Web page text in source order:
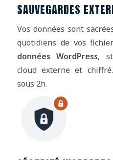
SAUVEGARDES
Vos données sont
quotidiens de vos
données WordPress,
cloud externe et
sous 2h.